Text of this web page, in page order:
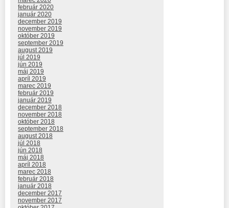
február 2020
január 2020
december 2019
november 2019
október 2019
september 2019
august 2019
júl 2019
jún 2019
máj 2019
apríl 2019
marec 2019
február 2019
január 2019
december 2018
november 2018
október 2018
september 2018
august 2018
júl 2018
jún 2018
máj 2018
apríl 2018
marec 2018
február 2018
január 2018
december 2017
november 2017